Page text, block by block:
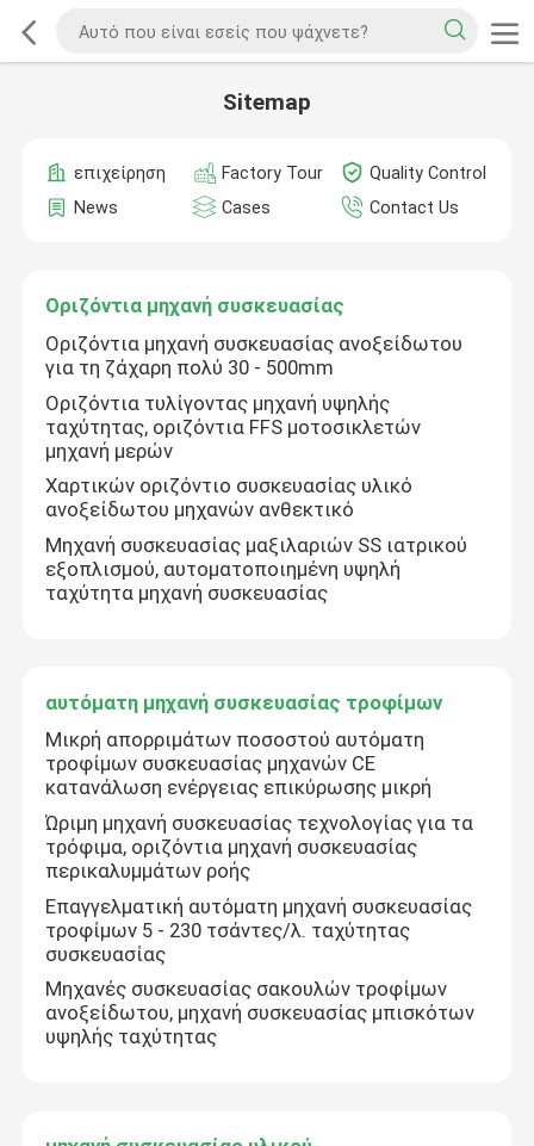
Sitemap
επιχείρηση Factory Tour
Quality Control
News
Cases Contact Us
Οριζόντια μηχανή συσκευασίας
Οριζόντια μηχανή συσκευασίας ανοξείδωτου
για τη ζάχαρη πολύ 30 - 500mm
Οριζόντια τυλίγοντας μηχανή υψηλής
ταχύτητας, οριζόντια FFS μοτοσικλετών
μηχανή μερών
Χαρτικών οριζόντιο συσκευασίας υλικό
ανοξείδωτου μηχανών ανθεκτικό
Μηχανή συσκευασίας μαξιλαριών SS ιατρικού
εξοπλισμού, αυτοματοποιημένη υψηλή
ταχύτητα μηχανή συσκευασίας
αυτόματη μηχανή συσκευασίας τροφίμων
Μικρή απορριμάτων ποσοστού αυτόματη
τροφίμων συσκευασίας μηχανών CE
κατανάλωση ενέργειας επικύρωσης μικρή
Ώριμη μηχανή συσκευασίας τεχνολογίας για τα
τρόφιμα, οριζόντια μηχανή συσκευασίας
περικαλυμμάτων ροής
Επαγγελματική αυτόματη μηχανή συσκευασίας
τροφίμων 5 - 230 τσάντες/λ. ταχύτητας
συσκευασίας
Μηχανές συσκευασίας σακουλών τροφίμων
ανοξείδωτου, μηχανή συσκευασίας μπισκότων
υψηλής ταχύτητας